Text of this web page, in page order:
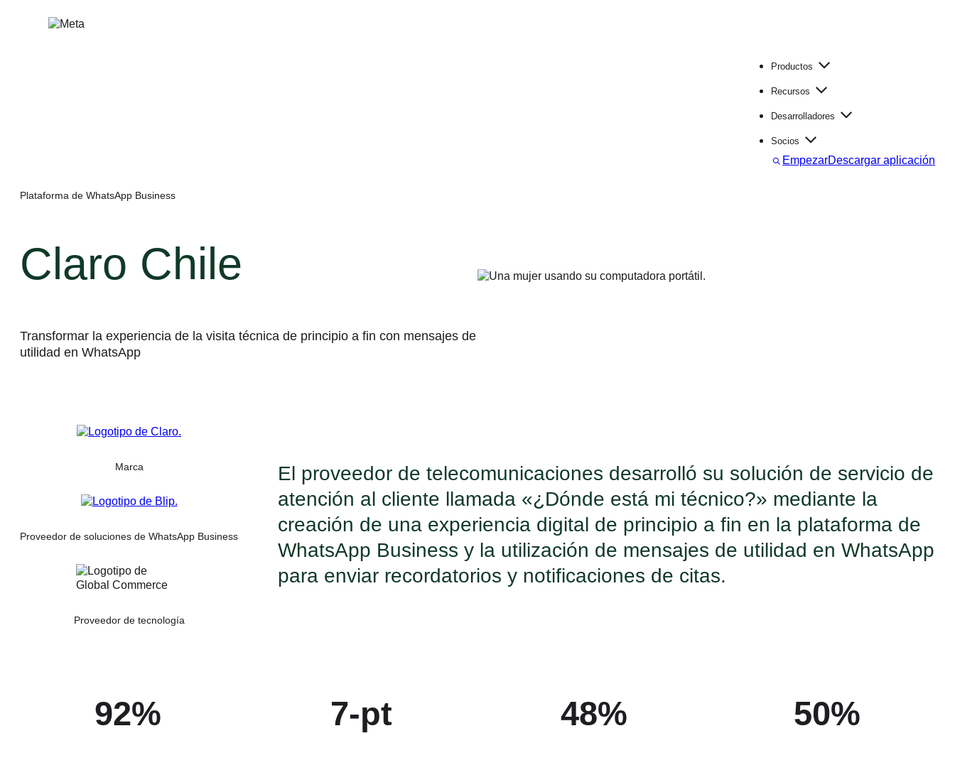
Productos
Recursos
Desarrolladores
Socios
B
EmpezarDescargar aplicación
Plataforma de WhatsApp Business
Claro Chile
Transformar la experiencia de la visita técnica de principio a fin con mensajes de
utilidad en WhatsApp
Marca
Proveedor de soluciones de WhatsApp Business
Proveedor de tecnología
El proveedor de telecomunicaciones desarrolló su solución de servicio de
atención al cliente llamada «¿Dónde está mi técnico?» mediante la
creación de una experiencia digital de principio a fin en la plataforma de
WhatsApp Business y la utilización de mensajes de utilidad en WhatsApp
para enviar recordatorios y notificaciones de citas.
92% 7-pt 48% 50%